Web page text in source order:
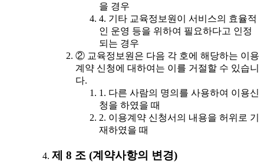
을 경우
4. 기타 교육정보원이 서비스의 효율적
인 운영 등을 위하여 필요하다고 인정
되는 경우
② 교육정보원은 다음 각 호에 해당하는 이용
계약 신청에 대하여는 이를 거절할 수 있습니
다.
1. 다른 사람의 명의를 사용하여 이용신
청을 하였을 때
2. 이용계약 신청서의 내용을 허위로 기
재하였을 때
제 8 조 (계약사항의 변경)